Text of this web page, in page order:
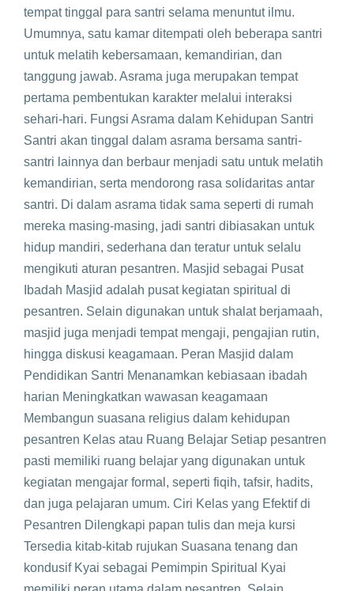
tempat tinggal para santri selama menuntut ilmu.
Umumnya, satu kamar ditempati oleh beberapa santri
untuk melatih kebersamaan, kemandirian, dan
tanggung jawab. Asrama juga merupakan tempat
pertama pembentukan karakter melalui interaksi
sehari-hari. Fungsi Asrama dalam Kehidupan Santri
Santri akan tinggal dalam asrama bersama santri-
santri lainnya dan berbaur menjadi satu untuk melatih
kemandirian, serta mendorong rasa solidaritas antar
santri. Di dalam asrama tidak sama seperti di rumah
mereka masing-masing, jadi santri dibiasakan untuk
hidup mandiri, sederhana dan teratur untuk selalu
mengikuti aturan pesantren. Masjid sebagai Pusat
Ibadah Masjid adalah pusat kegiatan spiritual di
pesantren. Selain digunakan untuk shalat berjamaah,
masjid juga menjadi tempat mengaji, pengajian rutin,
hingga diskusi keagamaan. Peran Masjid dalam
Pendidikan Santri Menanamkan kebiasaan ibadah
harian Meningkatkan wawasan keagamaan
Membangun suasana religius dalam kehidupan
pesantren Kelas atau Ruang Belajar Setiap pesantren
pasti memiliki ruang belajar yang digunakan untuk
kegiatan mengajar formal, seperti fiqih, tafsir, hadits,
dan juga pelajaran umum. Ciri Kelas yang Efektif di
Pesantren Dilengkapi papan tulis dan meja kursi
Tersedia kitab-kitab rujukan Suasana tenang dan
kondusif Kyai sebagai Pemimpin Spiritual Kyai